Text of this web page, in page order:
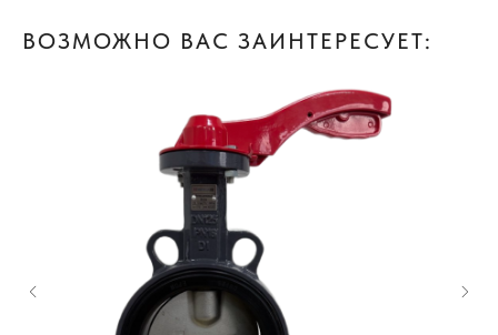
ВОЗМОЖНО ВАС ЗАИНТЕРЕСУЕТ: